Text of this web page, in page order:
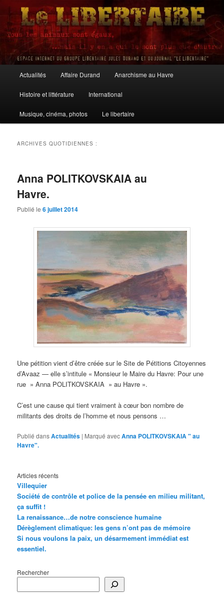
Aller
contenu
principal
Aller
contenu
secondaire
Le Libertaire
principal
Actualités Affaire Durand Anarchisme au Havre
Histoire et littérature International
Musique, cinéma, photos Le libertaire
ARCHIVES QUOTIDIENNES :
Anna POLITKOVSKAIA au
Havre.
Publié le6 juillet 2014
Une pétition vient d’être créée sur le Site de Pétitions Citoyennes
d’Avaaz — elle s’intitule « Monsieur le Maire du Havre: Pour une
rue » Anna POLITKOVSKAIA » au Havre ».
C’est une cause qui tient vraiment à cœur bon nombre de
militants des droits de l’homme et nous pensons …
Publié dansActualités | Marqué avecAnna POLITKOVSKAIA " au
Havre".
Articles récents
Villequier
Société de contrôle et police de la pensée en milieu militant,
ça suffit !
La renaissance…de notre conscience humaine
Dérèglement climatique: les gens n’ont pas de mémoire
Si nous voulons la paix, un désarmement immédiat est
essentiel.
Rechercher